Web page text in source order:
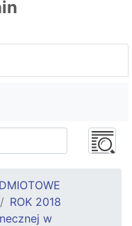
ROK 2018
w